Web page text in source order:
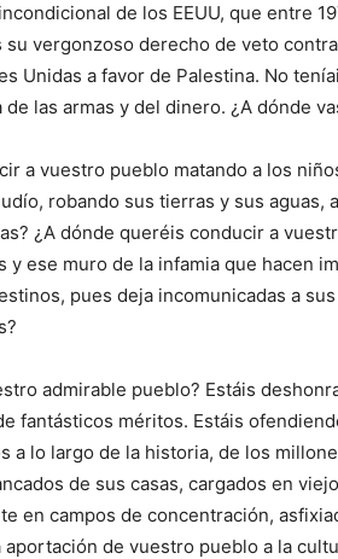
de los EEUU, que entre
su vergonzoso derecho de veto
Unidas a favor de Palestina. No
las armas y del dinero. ¿A dónde
a vuestro pueblo matando a los
robando sus tierras y sus aguas,
¿A dónde queréis conducir a
y ese muro de la infamia que hacen
pues deja incomunicadas a
admirable pueblo? Estáis
fantásticos méritos. Estáis
a lo largo de la historia, de los
de sus casas, cargados en
en campos de concentración,
de vuestro pueblo a la